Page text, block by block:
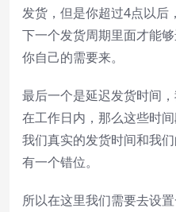
发货，但是你超过4点以后
下一个发货周期里面才能
你自己的需要来。
最后一个是延迟发货时间
在工作日内，那么这些时
我们真实的发货时间和我
有一个错位。
所以在这里我们需要去设